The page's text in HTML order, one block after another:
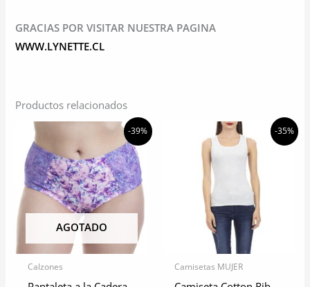
GRACIAS POR VISITAR NUESTRA PAGINA
WWW.LYNETTE.CL
Productos relacionados
-39%
AGOTADO
Calzones
-35%
Camisetas MUJER